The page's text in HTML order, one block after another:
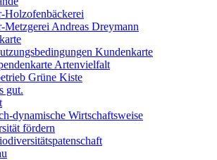
Holzofenbäckerei
Metzgerei Andreas Dreymann
Kundenkarte
Artenvielfalt
Grüne Kiste
gut.
dynamische Wirtschaftsweise
fördern